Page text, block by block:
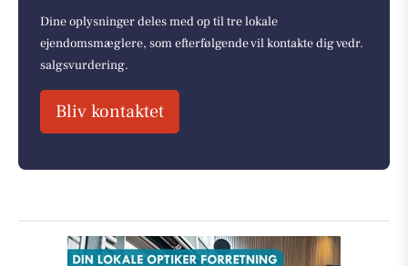
Dine oplysninger deles med op til tre lokale
ejendomsmæglere, som efterfølgende vil kontakte dig vedr.
salgsvurdering.
Bliv kontaktet